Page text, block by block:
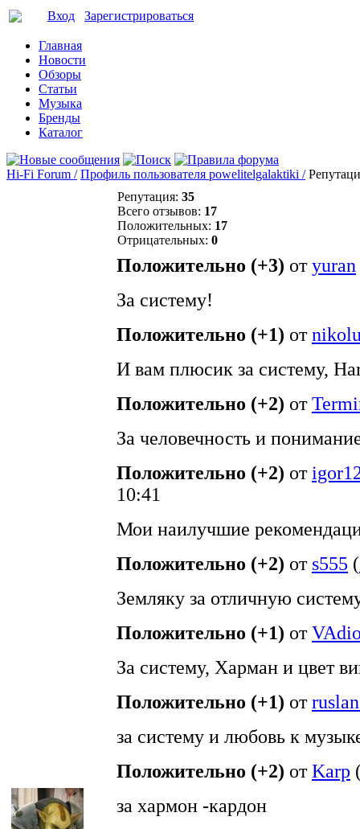
Вход Зарегистрироваться
Главная
Новости
Обзоры
Статьи
Музыка
Бренды
Каталог
Hi-Fi Forum / Профиль пользователя powelitelgalaktiki /
Репутация: 35
Всего отзывов: 17
Положительных: 17
Отрицательных: 0
Положительно (+3) отyuran
За систему!
Положительно (+1) от
И вам плюсик за систему,
Положительно (+2) от
За человечность и
Положительно (+2) от
10:41
Мои наилучшие
Положительно (+2) от s555 (
Земляку за отличную
Положительно (+1) от
За систему, Харман и цвет
Положительно (+1) от
за систему и любовь к
Положительно (+2) отKarp
за хармон -кардон